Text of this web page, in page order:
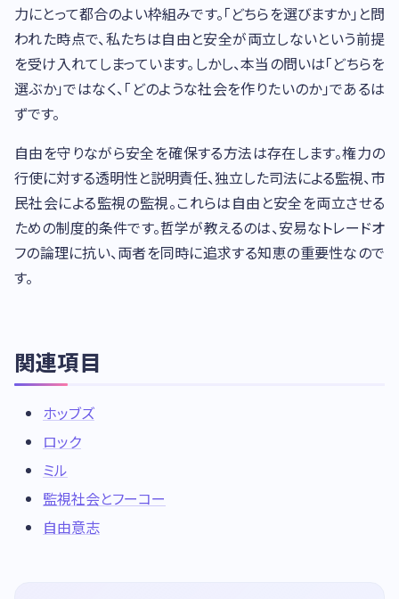
力にとって都合のよい枠組みです。「どちらを選びますか」と問
われた時点で、私たちは自由と安全が両立しないという前提
を受け入れてしまっています。しかし、本当の問いは「どちらを
選ぶか」ではなく、「どのような社会を作りたいのか」であるは
ずです。
自由を守りながら安全を確保する方法は存在します。権力の
行使に対する透明性と説明責任、独立した司法による監視、市
民社会による監視の監視。これらは自由と安全を両立させる
ための制度的条件です。哲学が教えるのは、安易なトレードオ
フの論理に抗い、両者を同時に追求する知恵の重要性なので
す。
関連項目
ホッブズ
ロック
ミル
監視社会とフーコー
自由意志